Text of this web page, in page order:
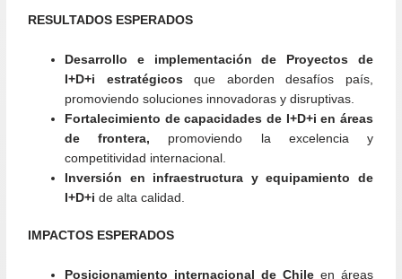
RESULTADOS ESPERADOS
Desarrollo e implementación de Proyectos de
I+D+i estratégicosque aborden desafíos país,
promoviendo soluciones innovadoras y disruptivas.
Fortalecimiento de capacidades de I+D+i en áreas
de frontera, promoviendo la excelencia y
competitividad internacional.
Inversión en infraestructura y equipamiento de
I+D+ide alta calidad.
IMPACTOS ESPERADOS
Posicionamiento internacional de Chile en áreas